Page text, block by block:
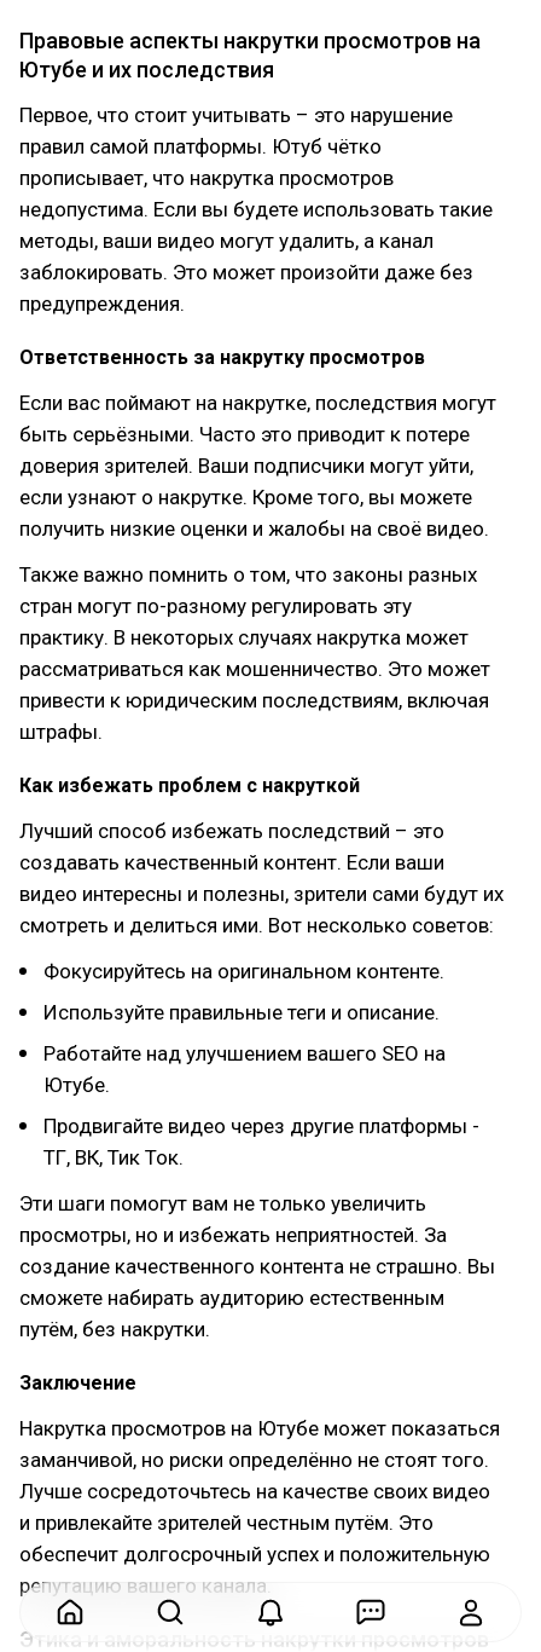
Правовые аспекты накрутки просмотров на
Ютубе и их последствия
Первое, что стоит учитывать – это нарушение
правил самой платформы. Ютуб чётко
прописывает, что накрутка просмотров
недопустима. Если вы будете использовать такие
методы, ваши видео могут удалить, а канал
заблокировать. Это может произойти даже без
предупреждения.
Ответственность за накрутку просмотров
Если вас поймают на накрутке, последствия могут
быть серьёзными. Часто это приводит к потере
доверия зрителей. Ваши подписчики могут уйти,
если узнают о накрутке. Кроме того, вы можете
получить низкие оценки и жалобы на своё видео.
Также важно помнить о том, что законы разных
стран могут по-разному регулировать эту
практику. В некоторых случаях накрутка может
рассматриваться как мошенничество. Это может
привести к юридическим последствиям, включая
штрафы.
Как избежать проблем с накруткой
Лучший способ избежать последствий – это
создавать качественный контент. Если ваши
видео интересны и полезны, зрители сами будут их
смотреть и делиться ими. Вот несколько советов:
Фокусируйтесь на оригинальном контенте.
Используйте правильные теги и описание.
Работайте над улучшением вашего SEO на
Ютубе.
Продвигайте видео через другие платформы -
ТГ, ВК, Тик Ток.
Эти шаги помогут вам не только увеличить
просмотры, но и избежать неприятностей. За
создание качественного контента не страшно. Вы
сможете набирать аудиторию естественным
путём, без накрутки.
Заключение
Накрутка просмотров на Ютубе может показаться
заманчивой, но риски определённо не стоят того.
Лучше сосредоточьтесь на качестве своих видео
и привлекайте зрителей честным путём. Это
обеспечит долгосрочный успех и положительную
репутацию вашего канала.
Этика и аморальность накрутки просмотров